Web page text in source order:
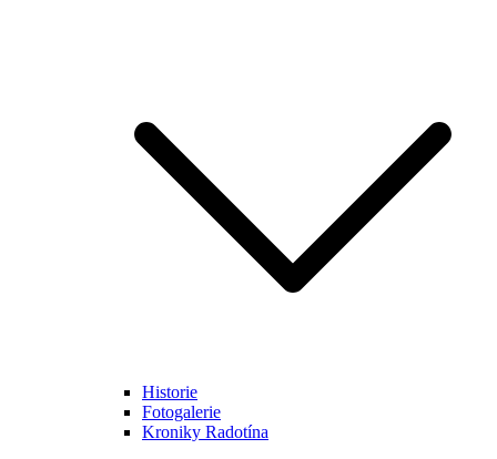
Historie
Fotogalerie
Kroniky Radotína